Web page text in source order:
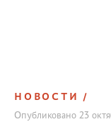
НОВОСТИ
Опубликовано 23